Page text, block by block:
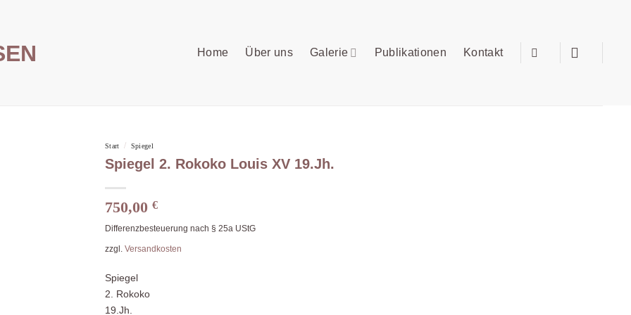
Home Über uns Galerie Publikationen Kontakt
Start / Spiegel
Spiegel 2. Rokoko Louis XV 19.Jh.
750,00 €
Differenzbesteuerung nach § 25a UStG
zzgl. Versandkosten
Spiegel
2. Rokoko
19.Jh.